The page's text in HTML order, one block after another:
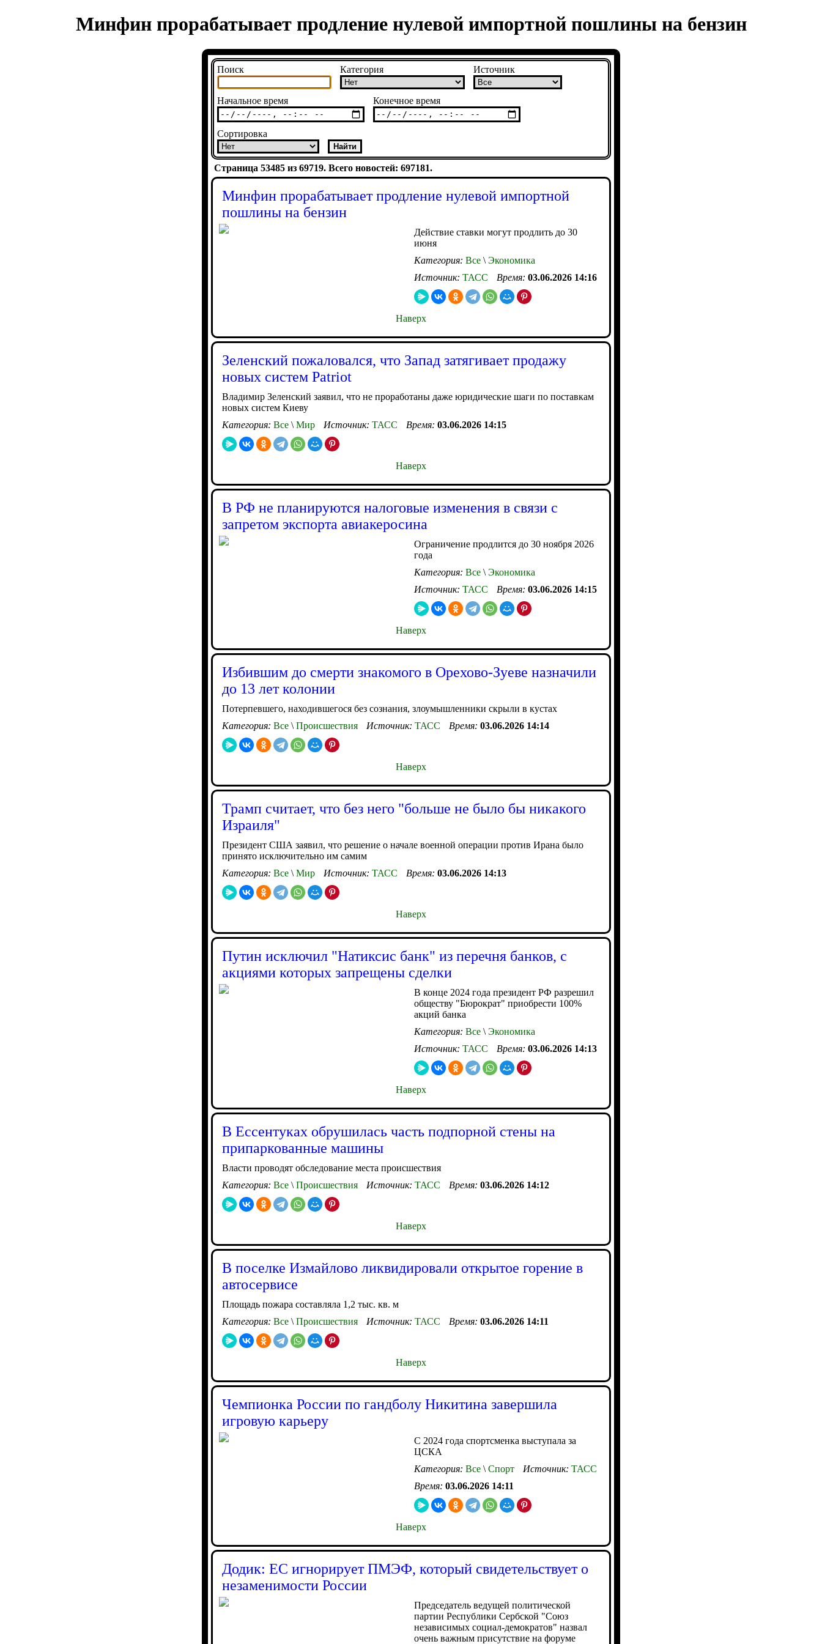
Минфин прорабатывает продление нулевой импортной пошлины на бензин
Поиск Категория Источник
Начальное время Конечное время
Сортировка
Страница 53485 из 69719. Всего новостей: 697181.
Минфин прорабатывает продление нулевой импортной
пошлины на бензин
Действие ставки могут продлить до 30
июня
Категория: Все \ Экономика
Источник: ТАСС Время: 03.06.2026 14:16
Наверх
Зеленский пожаловался, что Запад затягивает продажу
новых систем Patriot
Владимир Зеленский заявил, что не проработаны даже юридические шаги по поставкам
новых систем Киеву
Категория: Все \ Мир Источник: ТАСС Время: 03.06.2026 14:15
Наверх
В РФ не планируются налоговые изменения в связи с
запретом экспорта авиакеросина
Ограничение продлится до 30 ноября 2026
года
Категория: Все \ Экономика
Источник: ТАСС Время: 03.06.2026 14:15
Наверх
Избившим до смерти знакомого в Орехово-Зуеве назначили
до 13 лет колонии
Потерпевшего, находившегося без сознания, злоумышленники скрыли в кустах
Категория: Все \ Происшествия Источник: ТАСС Время: 03.06.2026 14:14
Наверх
Трамп считает, что без него "больше не было бы никакого
Израиля"
Президент США заявил, что решение о начале военной операции против Ирана было
принято исключительно им самим
Категория: Все \ Мир Источник: ТАСС Время: 03.06.2026 14:13
Наверх
Путин исключил "Натиксис банк" из перечня банков, с
акциями которых запрещены сделки
В конце 2024 года президент РФ разрешил
обществу "Бюрократ" приобрести 100%
акций банка
Категория: Все \ Экономика
Источник: ТАСС Время: 03.06.2026 14:13
Наверх
В Ессентуках обрушилась часть подпорной стены на
припаркованные машины
Власти проводят обследование места происшествия
Категория: Все \ Происшествия Источник: ТАСС Время: 03.06.2026 14:12
Наверх
В поселке Измайлово ликвидировали открытое горение в
автосервисе
Площадь пожара составляла 1,2 тыс. кв. м
Категория: Все \ Происшествия Источник: ТАСС Время: 03.06.2026 14:11
Наверх
Чемпионка России по гандболу Никитина завершила
игровую карьеру
С 2024 года спортсменка выступала за
ЦСКА
Категория: Все \ Спорт Источник: ТАСС
Время: 03.06.2026 14:11
Наверх
Додик: ЕС игнорирует ПМЭФ, который свидетельствует о
незаменимости России
Председатель ведущей политической
партии Республики Сербской "Союз
независимых социал-демократов" назвал
очень важным присутствие на форуме